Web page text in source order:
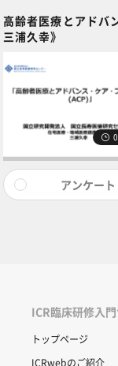
高齢者医療とアドバ
三浦久幸》​
アンケート
ICR臨床研修入
トップページ
ICRwebのご紹介